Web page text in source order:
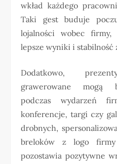
wkład każdego
Taki gest buduje
lojalności wobec
lepsze wyniki i stabilność
Dodatkowo,
grawerowane mogą
podczas wydarzeń
konferencje, targi czy
drobnych,
breloków z logo
pozostawia pozytywne